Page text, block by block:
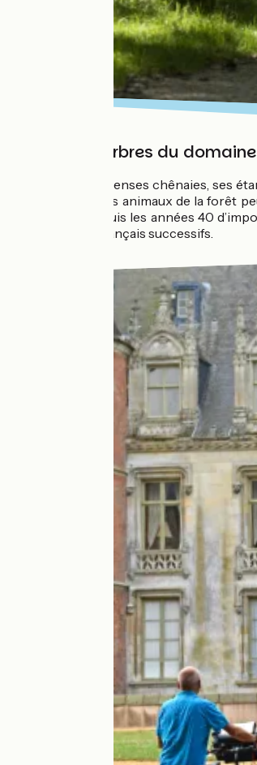
Sous les arbres du
Avec ses immenses chênaies, ses
cerfs et autres animaux de la forêt
accueille depuis les années 40
présidents français successifs.